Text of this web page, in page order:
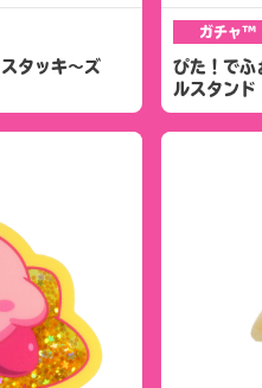
タッキ～ズ
ガチャ™
ぴた！でふ
ルスタンド